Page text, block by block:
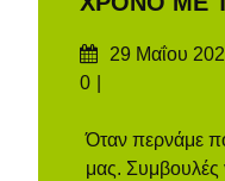
Δημοσιεύτηκε
στις
29 Μαΐου
0
Όταν περνάμε
μας. Συμβουλές